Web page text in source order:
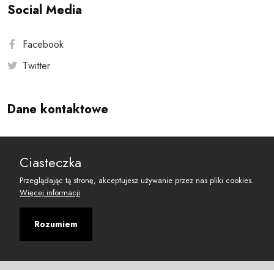
Social Media
Facebook
Twitter
Dane kontaktowe
reset@resetobywatelski.pl
Ciasteczka
Przeglądając tą stronę, akceptujesz używanie przez nas pliki cookies.
Więcej informacji
Rozumiem